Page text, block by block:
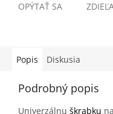
OPÝTAŤ SA
Popis Diskusia
Podrobný popis
Univerzálnu škrabku